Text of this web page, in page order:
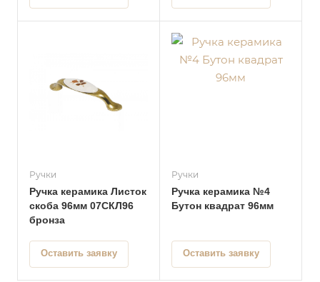
Ручки
Ручка керамика Листок
скоба 96мм 07СКЛ96
бронза
Оставить заявку
Ручки
Ручка керамика №4
Бутон квадрат 96мм
Оставить заявку